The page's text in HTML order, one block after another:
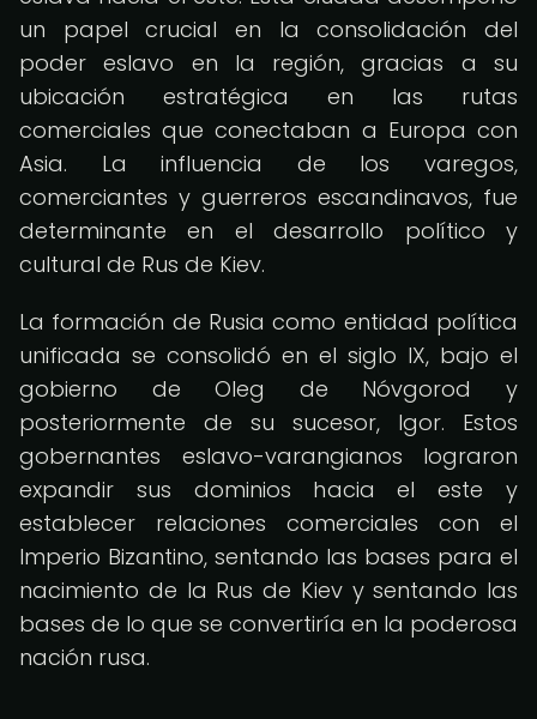
un papel crucial en la consolidación del
poder eslavo en la región, gracias a su
ubicación estratégica en las rutas
comerciales que conectaban a Europa con
Asia. La influencia de los varegos,
comerciantes y guerreros escandinavos, fue
determinante en el desarrollo político y
cultural de Rus de Kiev.
La formación de Rusia como entidad política
unificada se consolidó en el siglo IX, bajo el
gobierno de Oleg de Nóvgorod y
posteriormente de su sucesor, Igor. Estos
gobernantes eslavo-varangianos lograron
expandir sus dominios hacia el este y
establecer relaciones comerciales con el
Imperio Bizantino, sentando las bases para el
nacimiento de la Rus de Kiev y sentando las
bases de lo que se convertiría en la poderosa
nación rusa.